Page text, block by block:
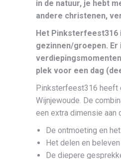
in de natuur, je hebt
andere christenen,
Het Pinksterfeest316
gezinnen/groepen.
plek voor een dag
Pinksterfeest316 heeft
Wijnjewoude. De
een extra dimensie
De ontmoeting en
Het delen en
De diepere